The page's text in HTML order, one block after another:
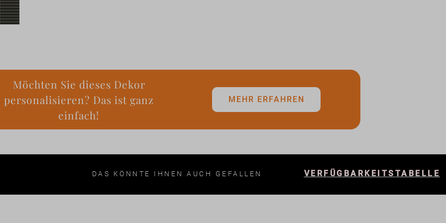
Möchten Sie dieses Dekor
personalisieren? Das ist ganz
einfach!
MEHR ERFAHREN
DAS KÖNNTE IHNEN AUCH GEFALLEN VERFÜGBARKEITSTABELLE